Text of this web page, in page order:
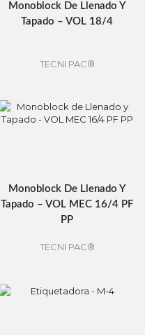
Monoblock De Llenado Y
Tapado – VOL 18/4
TECNI PAC®
Monoblock De Llenado Y
Tapado – VOL MEC 16/4 PF
PP
TECNI PAC®